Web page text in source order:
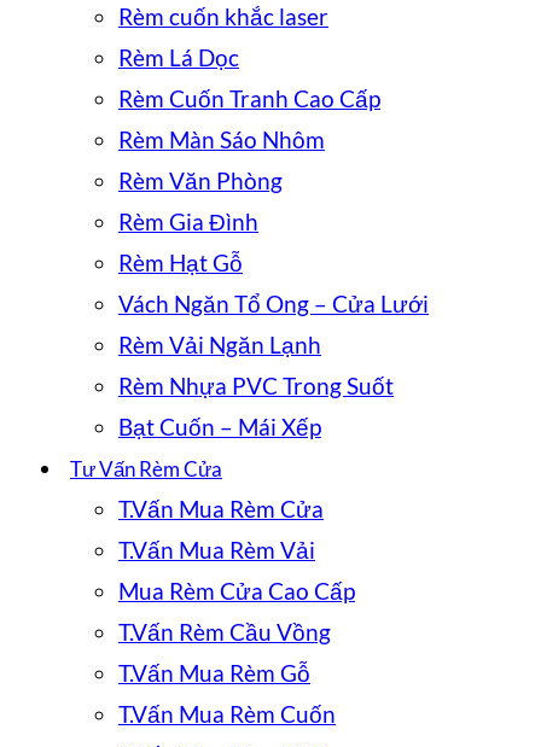
Rèm cuốn khắc laser
Rèm Lá Dọc
Rèm Cuốn Tranh Cao Cấp
Rèm Màn Sáo Nhôm
Rèm Văn Phòng
Rèm Gia Đình
Rèm Hạt Gỗ
Vách Ngăn Tổ Ong – Cửa Lưới
Rèm Vải Ngăn Lạnh
Rèm Nhựa PVC Trong Suốt
Bạt Cuốn – Mái Xếp
Tư Vấn Rèm Cửa
T.Vấn Mua Rèm Cửa
T.Vấn Mua Rèm Vải
Mua Rèm Cửa Cao Cấp
T.Vấn Rèm Cầu Vồng
T.Vấn Mua Rèm Gỗ
T.Vấn Mua Rèm Cuốn